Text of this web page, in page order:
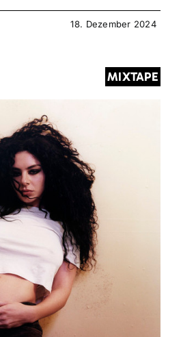
18. Dezember 2024
MIXTAPE